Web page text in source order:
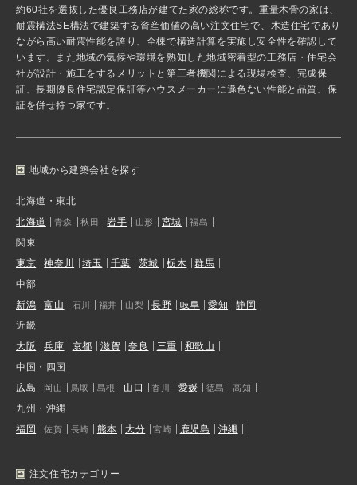
約60社を選抜した優良工務店が建てた家の総称です。重量木骨の家は、
耐震構法SE構法で建築する資産価値の高い注文住宅で、木造住宅であり
ながら高い耐震性能を誇り、全棟で構造計算を実施し安全性を確認して
います。また地域の気候や環境を熟知した地域密着型の工務店・住宅会
社が設計・施工をするメリットと第三者機関による現場検査、完成保
証、長期優良住宅認定保証等ハウスメーカーに遜色ない性能と品質、保
証を併せ持つ家です。
地域から建築会社を探す
北海道・東北
北海道
青森 秋田 岩手 山形 宮城 福島
関東
東京
神奈川 埼玉 千葉 茨城 栃木
群馬
中部
新潟
富山 石川 福井 山梨 長野 岐阜 愛知
静岡
近畿
大阪
兵庫 京都 滋賀 奈良 三重
和歌山
中国・四国
広島
岡山 鳥取 島根 山口 香川 愛媛 徳島 高知
九州・沖縄
福岡
佐賀 長崎 熊本 大分 宮崎 鹿児島 沖縄
注文住宅カテゴリー